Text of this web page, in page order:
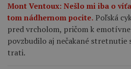
Mont Ventoux: Nešlo mi iba o
tom nádhernom pocite. Poľská
pred vrcholom, pričom k
povzbudilo aj nečakané stretnutie
trati.